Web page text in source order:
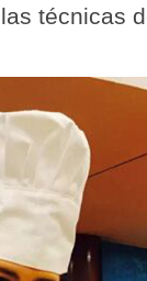
técnicas